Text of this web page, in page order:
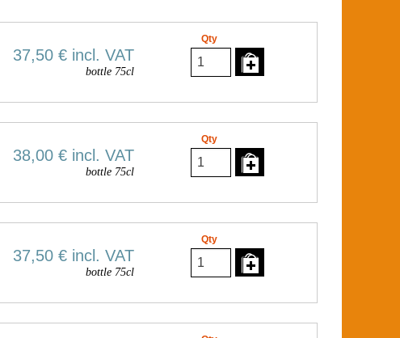
37,50 € incl. VAT
bottle 75cl
Qty
38,00 € incl. VAT
bottle 75cl
Qty
37,50 € incl. VAT
bottle 75cl
Qty